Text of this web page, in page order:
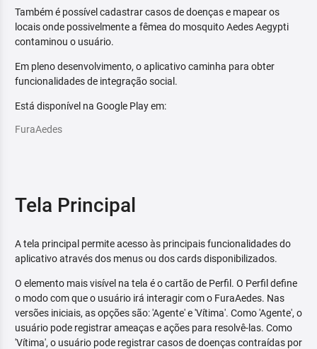
Também é possível cadastrar casos de doenças e mapear os
locais onde possivelmente a fêmea do mosquito Aedes Aegypti
contaminou o usuário.
Em pleno desenvolvimento, o aplicativo caminha para obter
funcionalidades de integração social.
Está disponível na Google Play em:
FuraAedes
Tela Principal
A tela principal permite acesso às principais funcionalidades do
aplicativo através dos menus ou dos cards disponibilizados.
O elemento mais visível na tela é o cartão de Perfil. O Perfil define
o modo com que o usuário irá interagir com o FuraAedes. Nas
versões iniciais, as opções são: 'Agente' e 'Vítima'. Como 'Agente', o
usuário pode registrar ameaças e ações para resolvê-las. Como
'Vítima', o usuário pode registrar casos de doenças contraídas por